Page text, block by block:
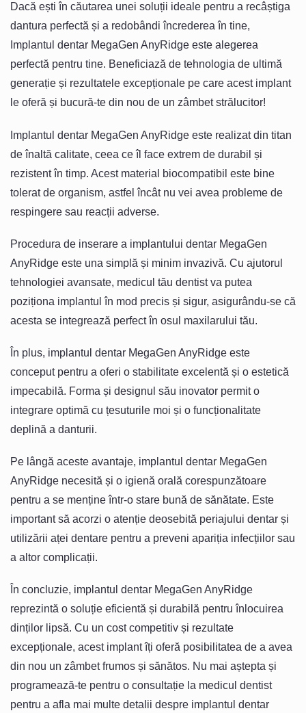
Dacă ești în căutarea unei soluții ideale pentru a recâștiga
dantura perfectă și a redobândi încrederea în tine,
Implantul dentar MegaGen AnyRidge este alegerea
perfectă pentru tine. Beneficiază de tehnologia de ultimă
generație și rezultatele excepționale pe care acest implant
le oferă și bucură-te din nou de un zâmbet strălucitor!
Implantul dentar MegaGen AnyRidge este realizat din titan
de înaltă calitate, ceea ce îl face extrem de durabil și
rezistent în timp. Acest material biocompatibil este bine
tolerat de organism, astfel încât nu vei avea probleme de
respingere sau reacții adverse.
Procedura de inserare a implantului dentar MegaGen
AnyRidge este una simplă și minim invazivă. Cu ajutorul
tehnologiei avansate, medicul tău dentist va putea
poziționa implantul în mod precis și sigur, asigurându-se că
acesta se integrează perfect în osul maxilarului tău.
În plus, implantul dentar MegaGen AnyRidge este
conceput pentru a oferi o stabilitate excelentă și o estetică
impecabilă. Forma și designul său inovator permit o
integrare optimă cu țesuturile moi și o funcționalitate
deplină a danturii.
Pe lângă aceste avantaje, implantul dentar MegaGen
AnyRidge necesită și o igienă orală corespunzătoare
pentru a se menține într-o stare bună de sănătate. Este
important să acorzi o atenție deosebită periajului dentar și
utilizării aței dentare pentru a preveni apariția infecțiilor sau
a altor complicații.
În concluzie, implantul dentar MegaGen AnyRidge
reprezintă o soluție eficientă și durabilă pentru înlocuirea
dinților lipsă. Cu un cost competitiv și rezultate
excepționale, acest implant îți oferă posibilitatea de a avea
din nou un zâmbet frumos și sănătos. Nu mai aștepta și
programează-te pentru o consultație la medicul dentist
pentru a afla mai multe detalii despre implantul dentar